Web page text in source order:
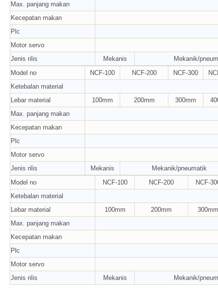
Max. panjang makan
Kecepatan makan
Plc
Motor servo
Jenis rilis
Mekanis
Mekanik/
Model no
NCF-100 NCF-200 NCF-300
Ketebalan material
Lebar material
100mm 200mm 300mm
Max. panjang makan
Kecepatan makan
Plc
Motor servo
Jenis rilis
Mekanis
Mekanik/pneumatik
Model no
NCF-100 NCF-200
NCF-
Ketebalan material
Lebar material
100mm 200mm
300mm
Max. panjang makan
Kecepatan makan
Plc
Motor servo
Jenis rilis
Mekanis Mekanik/